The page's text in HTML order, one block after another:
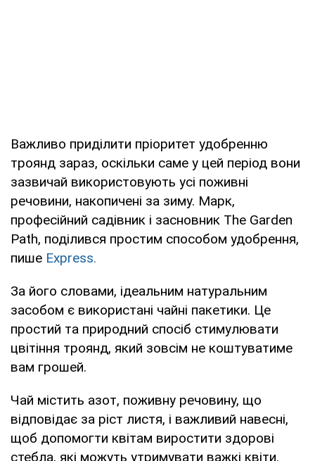
Важливо приділити пріоритет удобренню
троянд зараз, оскільки саме у цей період вони
зазвичай використовують усі поживні
речовини, накопичені за зиму. Марк,
професійний садівник і засновник The Garden
Path, поділився простим способом удобрення,
пише Express.
За його словами, ідеальним натуральним
засобом є використані чайні пакетики. Це
простий та природний спосіб стимулювати
цвітіння троянд, який зовсім не коштуватиме
вам грошей.
Чай містить азот, поживну речовину, що
відповідає за ріст листя, і важливий навесні,
щоб допомогти квітам виростити здорові
стебла, які можуть утримувати важкі квіти.